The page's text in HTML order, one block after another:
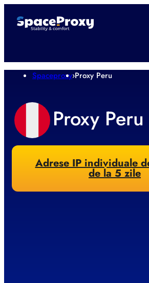
Spaceproxy›Proxy Peru
Proxy Peru
Adrese IP individuale
de la 5 zile